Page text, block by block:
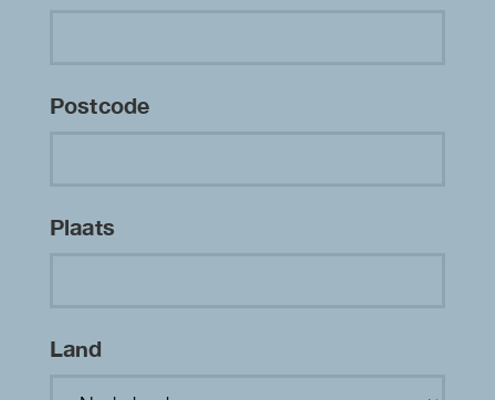
Postcode
Plaats
Land